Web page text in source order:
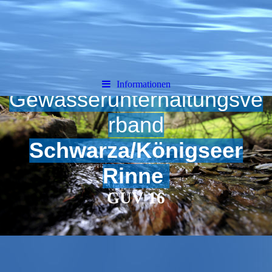
Informationen
Herzlich Willkommen
beim
Gewässerunterhaltungsve
rband
Schwarza/Königseer
Rinne
GUV 16